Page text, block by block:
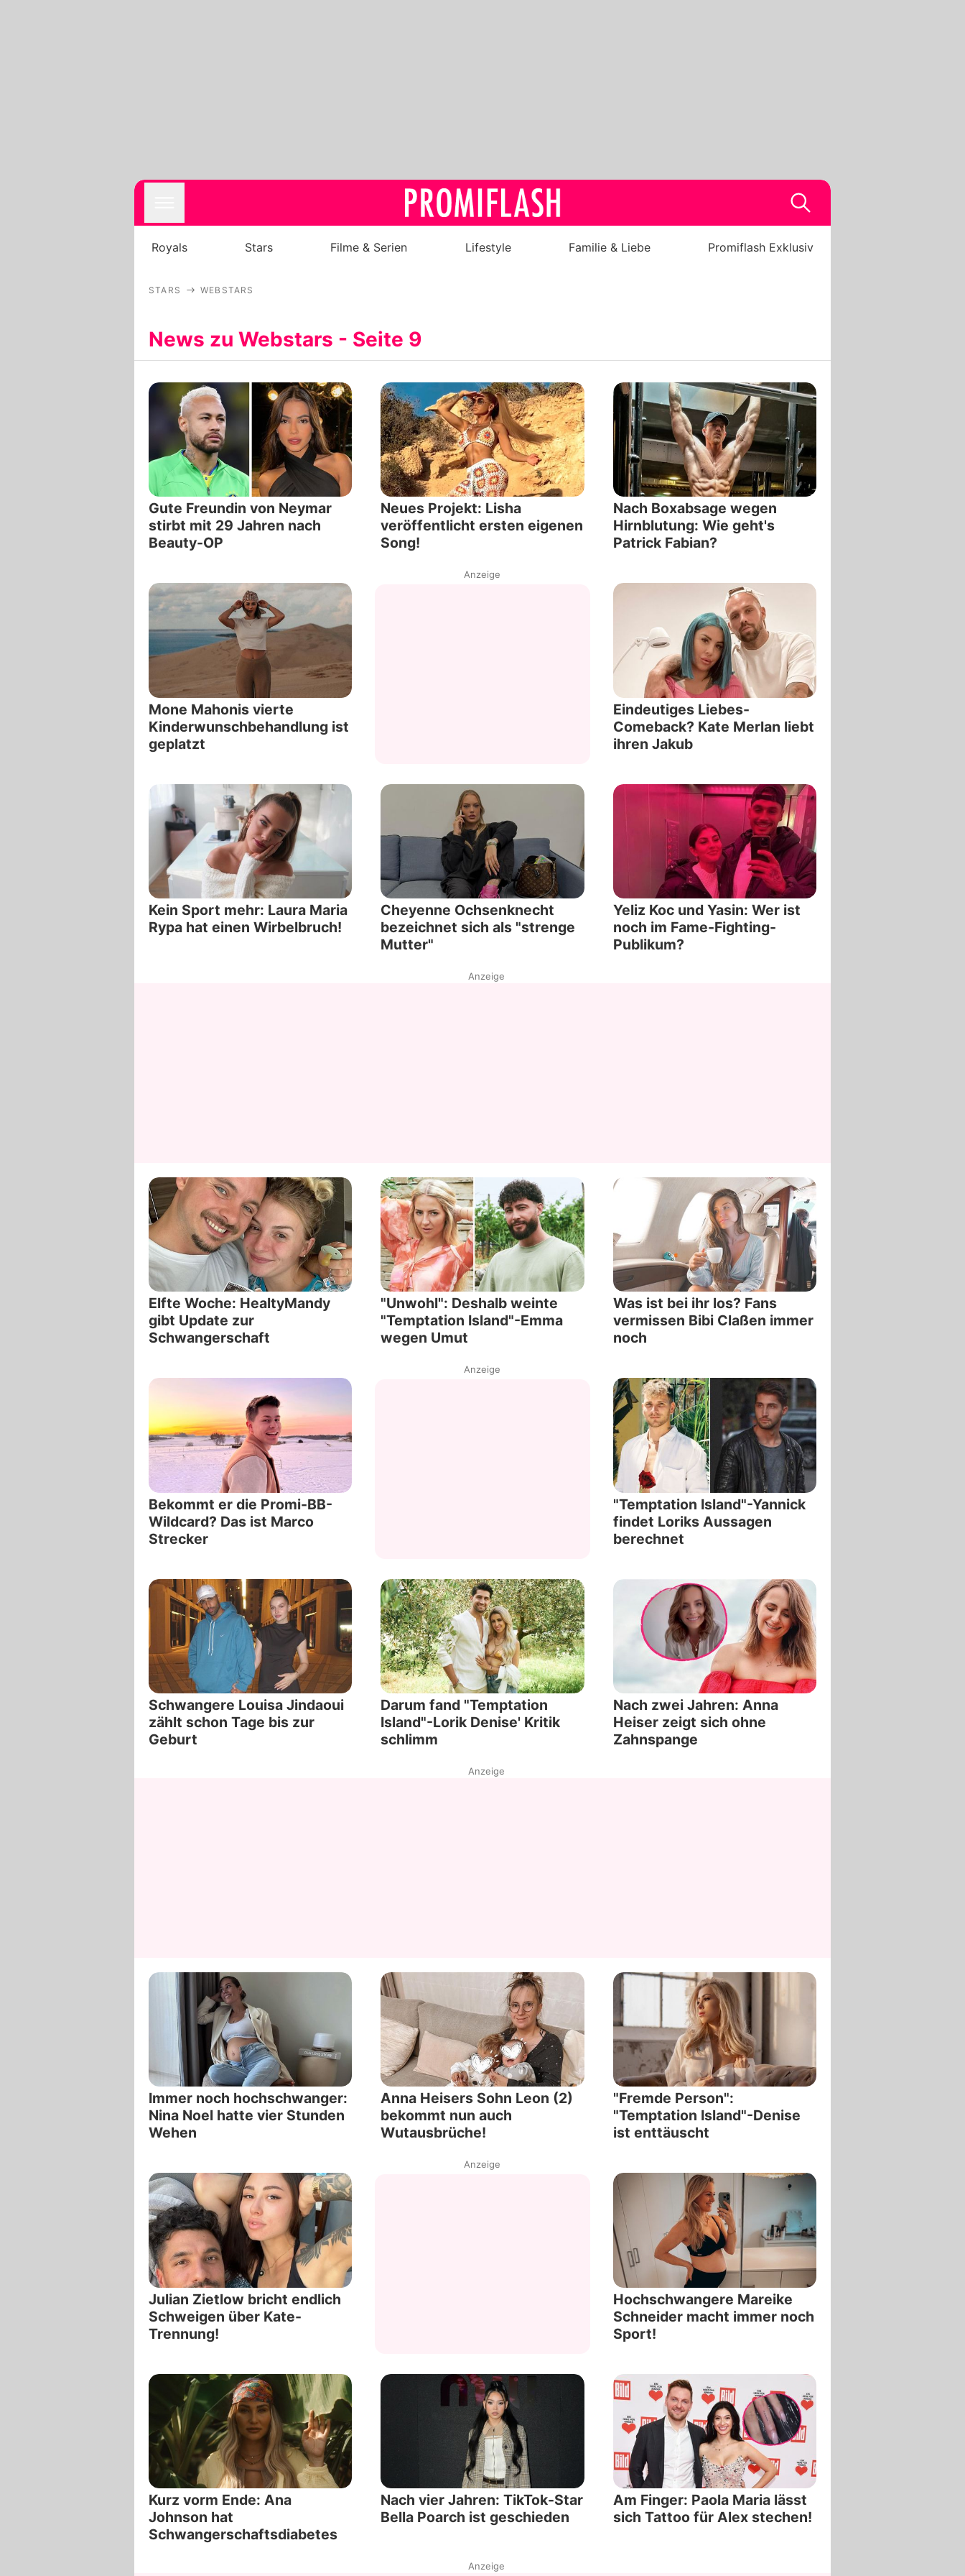
Familie & Liebe
Promiflash Exklusiv
Alle Themen auf Promiflash
Jobs
Team
Royals Stars Filme & Serien Lifestyle Familie & Liebe Promiflash Exklusiv
STARS WEBSTARS
News zu Webstars - Seite 9
Gute Freundin von Neymar
stirbt mit 29 Jahren nach
Beauty-OP
Neues Projekt: Lisha
veröffentlicht ersten eigenen
Song!
Nach Boxabsage wegen
Hirnblutung: Wie geht's
Patrick Fabian?
Mone Mahonis vierte
Kinderwunschbehandlung ist
geplatzt
Anzeige
Eindeutiges Liebes-
Comeback? Kate Merlan liebt
ihren Jakub
Kein Sport mehr: Laura Maria
Rypa hat einen Wirbelbruch!
Cheyenne Ochsenknecht
bezeichnet sich als "strenge
Mutter"
Yeliz Koc und Yasin: Wer ist
noch im Fame-Fighting-
Publikum?
Anzeige
Elfte Woche: HealtyMandy
gibt Update zur
Schwangerschaft
"Unwohl": Deshalb weinte
"Temptation Island"-Emma
wegen Umut
Was ist bei ihr los? Fans
vermissen Bibi Claßen immer
noch
Bekommt er die Promi-BB-
Wildcard? Das ist Marco
Strecker
Anzeige
"Temptation Island"-Yannick
findet Loriks Aussagen
berechnet
Schwangere Louisa Jindaoui
zählt schon Tage bis zur
Geburt
Darum fand "Temptation
Island"-Lorik Denise' Kritik
schlimm
Nach zwei Jahren: Anna
Heiser zeigt sich ohne
Zahnspange
Anzeige
Immer noch hochschwanger:
Nina Noel hatte vier Stunden
Wehen
Anna Heisers Sohn Leon (2)
bekommt nun auch
Wutausbrüche!
"Fremde Person":
"Temptation Island"-Denise
ist enttäuscht
Julian Zietlow bricht endlich
Schweigen über Kate-
Trennung!
Anzeige
Hochschwangere Mareike
Schneider macht immer noch
Sport!
Kurz vorm Ende: Ana
Johnson hat
Schwangerschaftsdiabetes
Nach vier Jahren: TikTok-Star
Bella Poarch ist geschieden
Am Finger: Paola Maria lässt
sich Tattoo für Alex stechen!
Anzeige